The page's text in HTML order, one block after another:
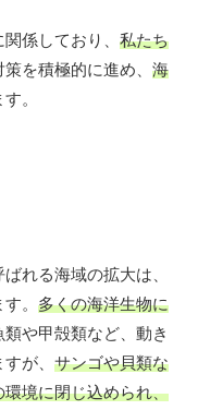
係しており、 私たち
を積極的に進め、 海
。
れる海域の拡大は、
。 多くの海洋生物に
類や甲殻類など、動き
が、 サンゴや貝類な
境に閉じ込められ、